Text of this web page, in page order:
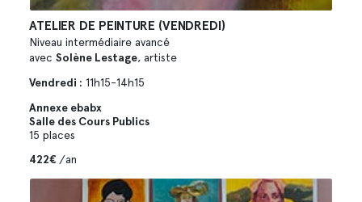
ATELIER DE PEINTURE (VENDREDI)
Niveau intermédiaire avancé
avec Solène Lestage, artiste
Vendredi : 11h15-14h15
Annexe ebabx
Salle des Cours Publics
15 places
422€ /an